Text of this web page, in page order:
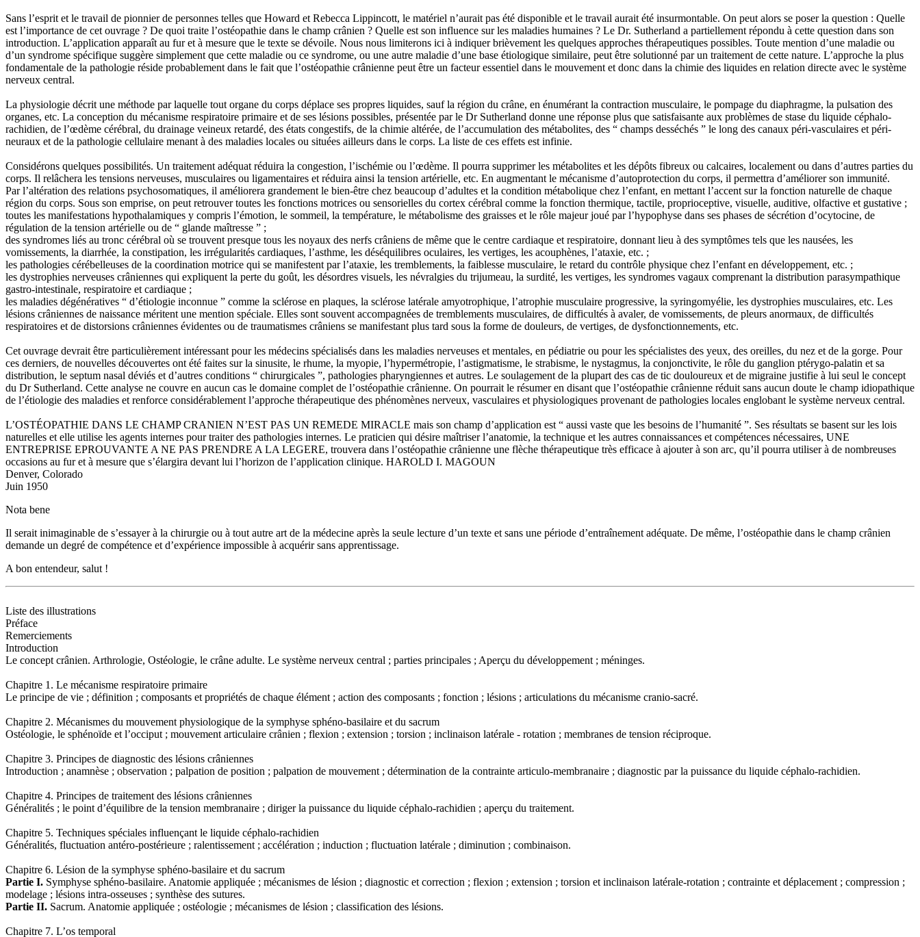
Sans l’esprit et le travail de pionnier de personnes telles que Howard et Rebecca Lippincott, le matériel n’aurait pas été disponible et le travail aurait été insurmontable. On peut alors se poser la question : Quelle
est l’importance de cet ouvrage ? De quoi traite l’ostéopathie dans le champ crânien ? Quelle est son influence sur les maladies humaines ? Le Dr. Sutherland a partiellement répondu à cette question dans son
introduction. L’application apparaît au fur et à mesure que le texte se dévoile. Nous nous limiterons ici à indiquer brièvement les quelques approches thérapeutiques possibles. Toute mention d’une maladie ou
d’un syndrome spécifique suggère simplement que cette maladie ou ce syndrome, ou une autre maladie d’une base étiologique similaire, peut être solutionné par un traitement de cette nature. L’approche la plus
fondamentale de la pathologie réside probablement dans le fait que l’ostéopathie crânienne peut être un facteur essentiel dans le mouvement et donc dans la chimie des liquides en relation directe avec le système
nerveux central.
La physiologie décrit une méthode par laquelle tout organe du corps déplace ses propres liquides, sauf la région du crâne, en énumérant la contraction musculaire, le pompage du diaphragme, la pulsation des
organes, etc. La conception du mécanisme respiratoire primaire et de ses lésions possibles, présentée par le Dr Sutherland donne une réponse plus que satisfaisante aux problèmes de stase du liquide céphalo-
rachidien, de l’œdème cérébral, du drainage veineux retardé, des états congestifs, de la chimie altérée, de l’accumulation des métabolites, des “ champs desséchés ” le long des canaux péri-vasculaires et péri-
neuraux et de la pathologie cellulaire menant à des maladies locales ou situées ailleurs dans le corps. La liste de ces effets est infinie.
Considérons quelques possibilités. Un traitement adéquat réduira la congestion, l’ischémie ou l’œdème. Il pourra supprimer les métabolites et les dépôts fibreux ou calcaires, localement ou dans d’autres parties du
corps. Il relâchera les tensions nerveuses, musculaires ou ligamentaires et réduira ainsi la tension artérielle, etc. En augmentant le mécanisme d’autoprotection du corps, il permettra d’améliorer son immunité.
Par l’altération des relations psychosomatiques, il améliorera grandement le bien-être chez beaucoup d’adultes et la condition métabolique chez l’enfant, en mettant l’accent sur la fonction naturelle de chaque
région du corps. Sous son emprise, on peut retrouver toutes les fonctions motrices ou sensorielles du cortex cérébral comme la fonction thermique, tactile, proprioceptive, visuelle, auditive, olfactive et gustative ;
toutes les manifestations hypothalamiques y compris l’émotion, le sommeil, la température, le métabolisme des graisses et le rôle majeur joué par l’hypophyse dans ses phases de sécrétion d’ocytocine, de
régulation de la tension artérielle ou de “ glande maîtresse ” ;
des syndromes liés au tronc cérébral où se trouvent presque tous les noyaux des nerfs crâniens de même que le centre cardiaque et respiratoire, donnant lieu à des symptômes tels que les nausées, les
vomissements, la diarrhée, la constipation, les irrégularités cardiaques, l’asthme, les déséquilibres oculaires, les vertiges, les acouphènes, l’ataxie, etc. ;
les pathologies cérébelleuses de la coordination motrice qui se manifestent par l’ataxie, les tremblements, la faiblesse musculaire, le retard du contrôle physique chez l’enfant en développement, etc. ;
les dystrophies nerveuses crâniennes qui expliquent la perte du goût, les désordres visuels, les névralgies du trijumeau, la surdité, les vertiges, les syndromes vagaux comprenant la distribution parasympathique
gastro-intestinale, respiratoire et cardiaque ;
les maladies dégénératives “ d’étiologie inconnue ” comme la sclérose en plaques, la sclérose latérale amyotrophique, l’atrophie musculaire progressive, la syringomyélie, les dystrophies musculaires, etc. Les
lésions crâniennes de naissance méritent une mention spéciale. Elles sont souvent accompagnées de tremblements musculaires, de difficultés à avaler, de vomissements, de pleurs anormaux, de difficultés
respiratoires et de distorsions crâniennes évidentes ou de traumatismes crâniens se manifestant plus tard sous la forme de douleurs, de vertiges, de dysfonctionnements, etc.
Cet ouvrage devrait être particulièrement intéressant pour les médecins spécialisés dans les maladies nerveuses et mentales, en pédiatrie ou pour les spécialistes des yeux, des oreilles, du nez et de la gorge. Pour
ces derniers, de nouvelles découvertes ont été faites sur la sinusite, le rhume, la myopie, l’hypermétropie, l’astigmatisme, le strabisme, le nystagmus, la conjonctivite, le rôle du ganglion ptérygo-palatin et sa
distribution, le septum nasal déviés et d’autres conditions “ chirurgicales ”, pathologies pharyngiennes et autres. Le soulagement de la plupart des cas de tic douloureux et de migraine justifie à lui seul le concept
du Dr Sutherland. Cette analyse ne couvre en aucun cas le domaine complet de l’ostéopathie crânienne. On pourrait le résumer en disant que l’ostéopathie crânienne réduit sans aucun doute le champ idiopathique
de l’étiologie des maladies et renforce considérablement l’approche thérapeutique des phénomènes nerveux, vasculaires et physiologiques provenant de pathologies locales englobant le système nerveux central.
L’OSTÉOPATHIE DANS LE CHAMP CRANIEN N’EST PAS UN REMEDE MIRACLE mais son champ d’application est “ aussi vaste que les besoins de l’humanité ”. Ses résultats se basent sur les lois
naturelles et elle utilise les agents internes pour traiter des pathologies internes. Le praticien qui désire maîtriser l’anatomie, la technique et les autres connaissances et compétences nécessaires, UNE
ENTREPRISE EPROUVANTE A NE PAS PRENDRE A LA LEGERE, trouvera dans l’ostéopathie crânienne une flèche thérapeutique très efficace à ajouter à son arc, qu’il pourra utiliser à de nombreuses
occasions au fur et à mesure que s’élargira devant lui l’horizon de l’application clinique. HAROLD I. MAGOUN
Denver, Colorado
Juin 1950
Nota bene
Il serait inimaginable de s’essayer à la chirurgie ou à tout autre art de la médecine après la seule lecture d’un texte et sans une période d’entraînement adéquate. De même, l’ostéopathie dans le champ crânien
demande un degré de compétence et d’expérience impossible à acquérir sans apprentissage.
A bon entendeur, salut !
Liste des illustrations
Préface
Remerciements
Introduction
Le concept crânien. Arthrologie, Ostéologie, le crâne adulte. Le système nerveux central ; parties principales ; Aperçu du développement ; méninges.
Chapitre 1. Le mécanisme respiratoire primaire
Le principe de vie ; définition ; composants et propriétés de chaque élément ; action des composants ; fonction ; lésions ; articulations du mécanisme cranio-sacré.
Chapitre 2. Mécanismes du mouvement physiologique de la symphyse sphéno-basilaire et du sacrum
Ostéologie, le sphénoïde et l’occiput ; mouvement articulaire crânien ; flexion ; extension ; torsion ; inclinaison latérale - rotation ; membranes de tension réciproque.
Chapitre 3. Principes de diagnostic des lésions crâniennes
Introduction ; anamnèse ; observation ; palpation de position ; palpation de mouvement ; détermination de la contrainte articulo-membranaire ; diagnostic par la puissance du liquide céphalo-rachidien.
Chapitre 4. Principes de traitement des lésions crâniennes
Généralités ; le point d’équilibre de la tension membranaire ; diriger la puissance du liquide céphalo-rachidien ; aperçu du traitement.
Chapitre 5. Techniques spéciales influençant le liquide céphalo-rachidien
Généralités, fluctuation antéro-postérieure ; ralentissement ; accélération ; induction ; fluctuation latérale ; diminution ; combinaison.
Chapitre 6. Lésion de la symphyse sphéno-basilaire et du sacrum
Partie I. Symphyse sphéno-basilaire. Anatomie appliquée ; mécanismes de lésion ; diagnostic et correction ; flexion ; extension ; torsion et inclinaison latérale-rotation ; contrainte et déplacement ; compression ;
modelage ; lésions intra-osseuses ; synthèse des sutures.
Partie II. Sacrum. Anatomie appliquée ; ostéologie ; mécanismes de lésion ; classification des lésions.
Chapitre 7. L’os temporal